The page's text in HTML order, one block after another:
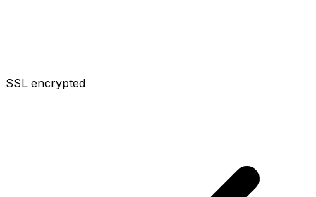
SSL encrypted